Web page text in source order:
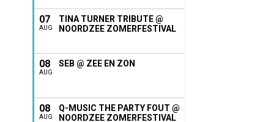
07
AUG
TINA TURNER TRIBUTE @
NOORDZEE ZOMERFESTIVAL
08
AUG
SEB @ ZEE EN ZON
08
AUG
Q-MUSIC THE PARTY FOUT @
NOORDZEE ZOMERFESTIVAL